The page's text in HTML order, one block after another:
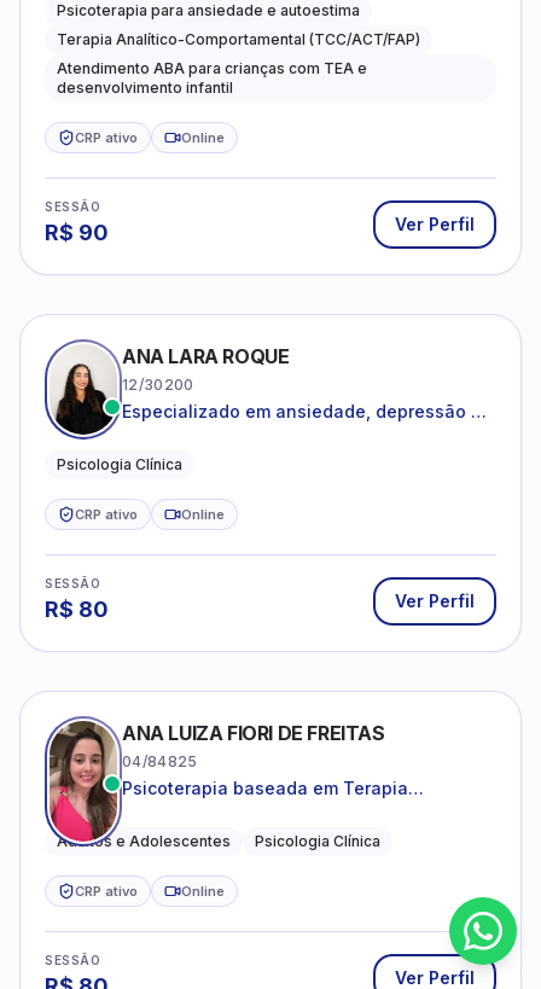
Psicoterapia para ansiedade e autoestima
Terapia Analítico-Comportamental (TCC/ACT/FAP)
Atendimento ABA para crianças com TEA e
desenvolvimento infantil
CRP ativo Online
SESSÃO
R$ 90 Ver Perfil
ANA LARA ROQUE
12/30200
Especializado em ansiedade, depressão e
Psicologia Clínica
CRP ativo Online
SESSÃO
R$ 80 Ver Perfil
ANA LUIZA FIORI DE FREITAS
04/84825
Psicoterapia baseada em Terapia
Adultos e Adolescentes Psicologia Clínica
CRP ativo Online
SESSÃO
Ver Perfil